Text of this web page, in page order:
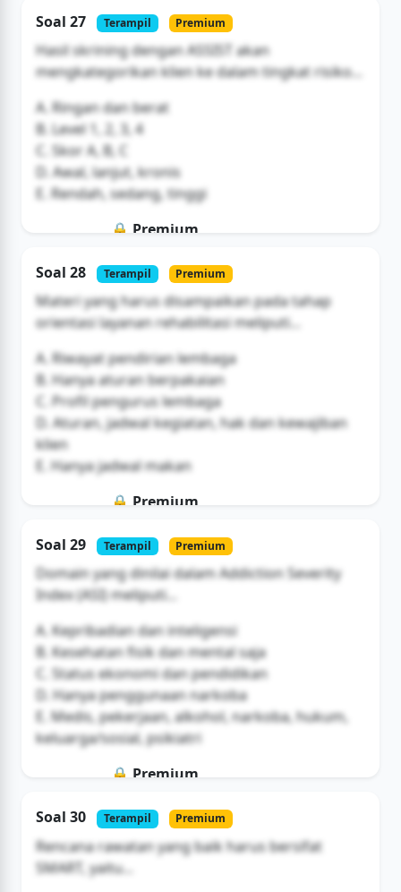
Buka Akses
Soal 27 Terampil Premium
Hasil skrining dengan ASSIST akan
mengkategorikan klien ke dalam tingkat risiko...
A. Ringan dan berat
B. Level 1, 2, 3, 4
C. Skor A, B, C
D. Awal, lanjut, kronis
E. Rendah, sedang, tinggi
🔒 Premium
Buka Akses
Soal 28 Terampil Premium
Materi yang harus disampaikan pada tahap
orientasi layanan rehabilitasi meliputi...
A. Riwayat pendirian lembaga
B. Hanya aturan berpakaian
C. Profil pengurus lembaga
D. Aturan, jadwal kegiatan, hak dan kewajiban
klien
E. Hanya jadwal makan
🔒 Premium
Buka Akses
Soal 29 Terampil Premium
Domain yang dinilai dalam Addiction Severity
Index (ASI) meliputi...
A. Kepribadian dan inteligensi
B. Kesehatan fisik dan mental saja
C. Status ekonomi dan pendidikan
D. Hanya penggunaan narkoba
E. Medis, pekerjaan, alkohol, narkoba, hukum,
keluarga/sosial, psikiatri
🔒 Premium
Buka Akses
Soal 30 Terampil Premium
Rencana rawatan yang baik harus bersifat
SMART, yaitu...